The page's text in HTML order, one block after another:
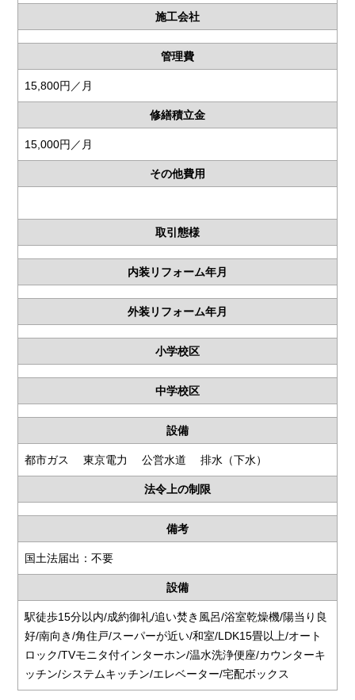
施工会社
管理費
15,800円／月
修繕積立金
15,000円／月
その他費用
取引態様
内装リフォーム年月
外装リフォーム年月
小学校区
中学校区
設備
都市ガス 東京電力 公営水道 排水（下水）
法令上の制限
備考
国土法届出：不要
設備
駅徒歩15分以内/成約御礼/追い焚き風呂/浴室乾燥機/陽当り良
好/南向き/角住戸/スーパーが近い/和室/LDK15畳以上/オート
ロック/TVモニタ付インターホン/温水洗浄便座/カウンターキ
ッチン/システムキッチン/エレベーター/宅配ボックス